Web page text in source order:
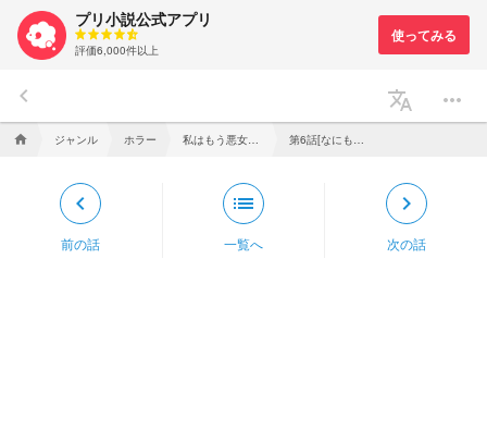
プリ小説公式アプリ
評価6,000件以上
keyboard_arrow_left translate more_horiz
home ジャンル ホラー
keyboard_arrow_left
前の話
list
一覧へ
keyboard_arrow_right
次の話